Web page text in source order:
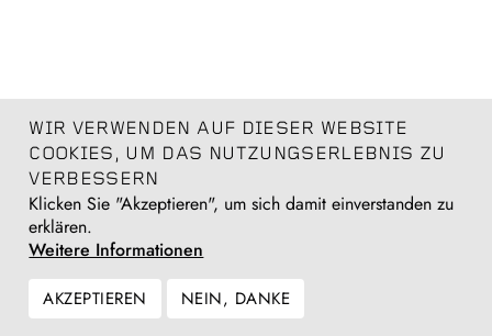
WIR VERWENDEN AUF DIESER WEBSITE
COOKIES, UM DAS NUTZUNGSERLEBNIS ZU
VERBESSERN
Klicken Sie "Akzeptieren", um sich damit einverstanden zu
erklären.
Weitere Informationen
AKZEPTIEREN NEIN, DANKE